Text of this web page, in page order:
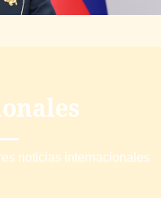
noticias internacionales